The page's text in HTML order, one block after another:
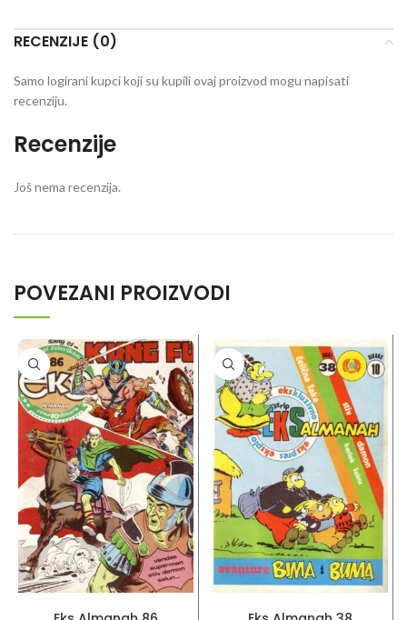
RECENZIJE (0)
Recenzije
Još nema recenzija.
Samo logirani kupci koji su kupili ovaj proizvod mogu napisati
recenziju.
POVEZANI PROIZVODI